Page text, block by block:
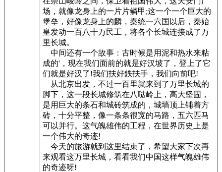
场，就像龙身上的一片片鳞甲;这一个一个巨大的
堡垒，好像龙身上的麟，秦统一六国以后，秦始
皇发动一百八十万民工，将各个长城连接成了万
里长城。
中间还有一个故事：古时候是用泥和热水来粘
成的'，现在我们面前的就是好汉坡了，登上了它
们就是好汉了!我们扶好鉄扶手，我们向前吧!
从北京出发，不过一百里就来到了万里长城的
脚下，这一段长城修筑在八哒岭上，高大坚固，
是用巨大的条石和城砖筑成的，城墙顶上铺着方
砖，十分平整，像一条条很宽的马路，五六匹马
可以并行。这气魄雄伟的工程，在世界历史上是
一个伟大的奇迹!
今天的旅游就到这里结束了，希望大家下次再
来观看这万里长城，看看我们中国这样气魄雄伟
的奇迹呀!